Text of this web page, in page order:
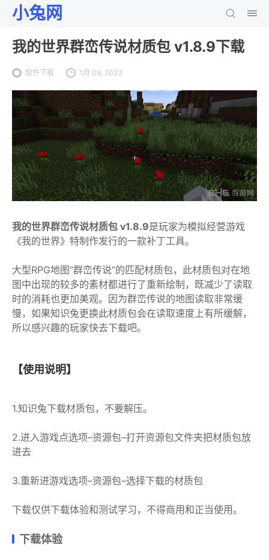
小兔网
我的世界群峦传说材质包 v1.8.9下载
软件下载 1月 09, 2023
我的世界群峦传说材质包 v1.8.9是玩家为模拟经营游戏
《我的世界》特制作发行的一款补丁工具。
大型RPG地图“群峦传说”的匹配材质包，此材质包对在地
图中出现的较多的素材都进行了重新绘制，既减少了读取
时的消耗也更加美观。因为群峦传说的地图读取非常缓
慢，如果知识兔更换此材质包会在读取速度上有所缓解，
所以感兴趣的玩家快去下载吧。
【使用说明】
1.知识兔下载材质包，不要解压。
2.进入游戏点选项–资源包–打开资源包文件夹把材质包放
进去
3.重新进游戏选项–资源包–选择下载的材质包
下载仅供下载体验和测试学习，不得商用和正当使用。
下载体验